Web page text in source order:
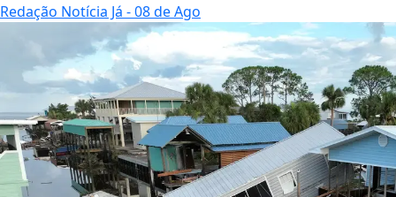
Redação Notícia Já - 08 de Ago